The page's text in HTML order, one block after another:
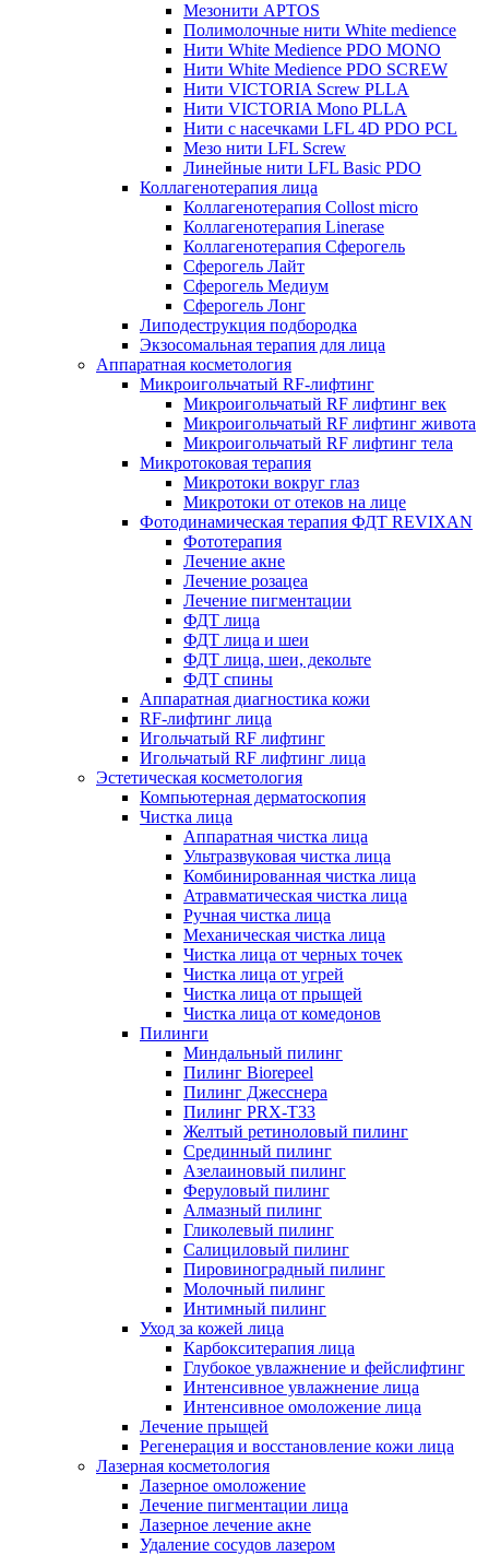
Мезонити APTOS
Полимолочные нити White medience
Нити White Medience PDO MONO
Нити White Medience PDO SCREW
Нити VICTORIA Screw PLLA
Нити VICTORIA Mono PLLA
Нити с насечками LFL 4D PDO PCL
Мезо нити LFL Screw
Линейные нити LFL Basic PDO
Коллагенотерапия лица
Коллагенотерапия Collost micro
Коллагенотерапия Linerase
Коллагенотерапия Сферогель
Сферогель Лайт
Сферогель Медиум
Сферогель Лонг
Липодеструкция подбородка
Экзосомальная терапия для лица
Аппаратная косметология
Микроигольчатый RF-лифтинг
Микроигольчатый RF лифтинг век
Микроигольчатый RF лифтинг живота
Микроигольчатый RF лифтинг тела
Микротоковая терапия
Микротоки вокруг глаз
Микротоки от отеков на лице
Фотодинамическая терапия ФДТ REVIXAN
Фототерапия
Лечение акне
Лечение розацеа
Лечение пигментации
ФДТ лица
ФДТ лица и шеи
ФДТ лица, шеи, декольте
ФДТ спины
Аппаратная диагностика кожи
RF-лифтинг лица
Игольчатый RF лифтинг
Игольчатый RF лифтинг лица
Эстетическая косметология
Компьютерная дерматоскопия
Чистка лица
Аппаратная чистка лица
Ультразвуковая чистка лица
Комбинированная чистка лица
Атравматическая чистка лица
Ручная чистка лица
Механическая чистка лица
Чистка лица от черных точек
Чистка лица от угрей
Чистка лица от прыщей
Чистка лица от комедонов
Пилинги
Миндальный пилинг
Пилинг Biorepeel
Пилинг Джесснера
Пилинг PRX-T33
Желтый ретиноловый пилинг
Срединный пилинг
Азелаиновый пилинг
Феруловый пилинг
Алмазный пилинг
Гликолевый пилинг
Салициловый пилинг
Пировиноградный пилинг
Молочный пилинг
Интимный пилинг
Уход за кожей лица
Карбокситерапия лица
Глубокое увлажнение и фейслифтинг
Интенсивное увлажнение лица
Интенсивное омоложение лица
Лечение прыщей
Регенерация и восстановление кожи лица
Лазерная косметология
Лазерное омоложение
Лечение пигментации лица
Лазерное лечение акне
Удаление сосудов лазером